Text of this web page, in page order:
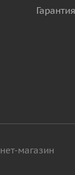
магазин